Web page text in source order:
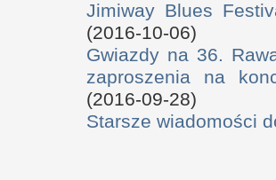
Jimiway Blues
(2016-10-06)
Gwiazdy na 36.
zaproszenia na
(2016-09-28)
Starsze wiadomości